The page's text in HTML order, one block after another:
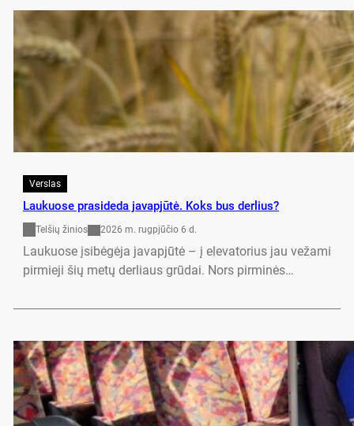
Verslas
Lau­kuo­se pra­si­de­da ja­vapjūtė. Koks bus der­lius?
Telšių žinios 2026 m. rugpjūčio 6 d.
Lau­kuo­se įsibėgė­ja ja­vapjūtė – į ele­va­to­rius jau ve­ža­mi
pir­mie­ji šių metų der­liaus grūdai. Nors pir­minės…